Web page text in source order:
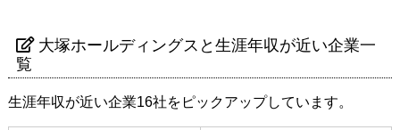
大塚ホールディングスと生涯年収が近い企業一
覧
生涯年収が近い企業16社をピックアップしています。